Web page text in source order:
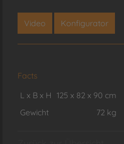
Video Konfigurator
Facts
L x B x H 125 x 82 x 90 cm
Gewicht
72 kg